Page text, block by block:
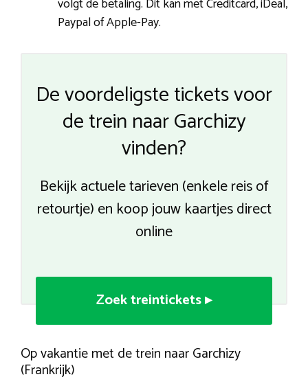
Paypal of Apple-Pay.
De voordeligste tickets voor
de trein naar Garchizy
vinden?
Bekijk actuele tarieven (enkele reis of
retourtje) en koop jouw kaartjes direct
online
Zoek treintickets ▸
Op vakantie met de trein naar Garchizy
(Frankrijk)